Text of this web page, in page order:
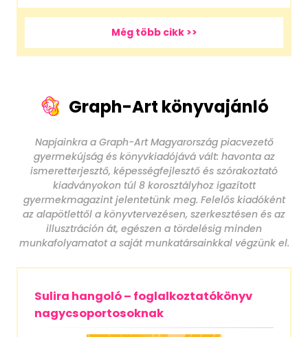
Még több cikk >>
Graph-Art könyvajánló
Napjainkra a Graph-Art Magyarország piacvezető
gyermekújság és könyvkiadójává vált: havonta az
ismeretterjesztő, képességfejlesztő és szórakoztató
kiadványokon túl 8 korosztályhoz igazított
gyermekmagazint jelentetünk meg. Felelős kiadóként
az alapötlettől a könyvtervezésen, szerkesztésen és az
illusztráción át, egészen a tördelésig minden
munkafolyamatot a saját munkatársainkkal végzünk el.
Sulira hangoló – foglalkoztatókönyv
nagycsoportosoknak